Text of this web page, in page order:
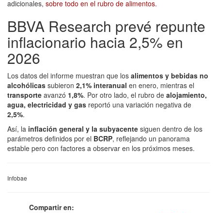
adicionales, sobre todo en el rubro de alimentos.
BBVA Research prevé repunte
inflacionario hacia 2,5% en
2026
Los datos del informe muestran que los alimentos y bebidas no
alcohólicas subieron 2,1% interanual en enero, mientras el
transporte avanzó 1,8%. Por otro lado, el rubro de alojamiento,
agua, electricidad y gas reportó una variación negativa de
2,5%.
Así, la inflación general y la subyacente siguen dentro de los
parámetros definidos por el BCRP, reflejando un panorama
estable pero con factores a observar en los próximos meses.
Infobae
Compartir en: